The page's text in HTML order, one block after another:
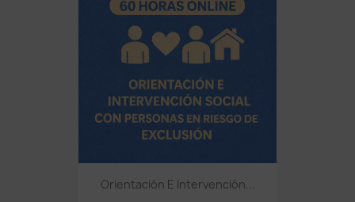
Orientación E Intervención...